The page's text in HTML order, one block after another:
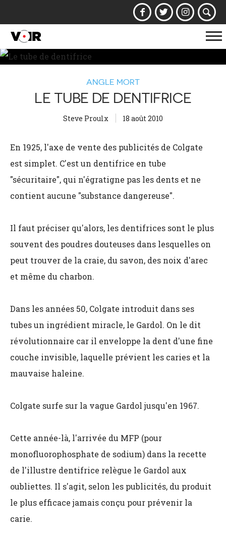
la
ANGLE MORT
LE TUBE DE DENTIFRICE
Steve Proulx 18 août 2010
En 1925, l'axe de vente des publicités de Colgate
est simplet. C'est un dentifrice en tube
"sécuritaire", qui n'égratigne pas les dents et ne
contient aucune "substance dangereuse".
Il faut préciser qu'alors, les dentifrices sont le plus
souvent des poudres douteuses dans lesquelles on
peut trouver de la craie, du savon, des noix d'arec
et même du charbon.
Dans les années 50, Colgate introduit dans ses
tubes un ingrédient miracle, le Gardol. On le dit
révolutionnaire car il enveloppe la dent d'une fine
couche invisible, laquelle prévient les caries et la
mauvaise haleine.
Colgate surfe sur la vague Gardol jusqu'en 1967.
Cette année-là, l'arrivée du MFP (pour
monofluorophosphate de sodium) dans la recette
de l'illustre dentifrice relègue le Gardol aux
oubliettes. Il s'agit, selon les publicités, du produit
le plus efficace jamais conçu pour prévenir la
carie.